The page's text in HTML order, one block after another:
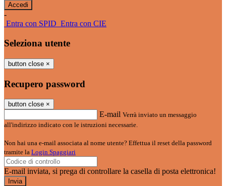
-
Entra con SPID Entra con CIE
Seleziona utente
button close ×
Recupero password
button close ×
E-mail Verrà inviato un messaggio
all'indirizzo indicato con le istruzioni necessarie.
Non hai una e-mail associata al nome utente? Effettua il reset della password
tramite la Login Spaggiari
E-mail inviata, si prega di controllare la casella di posta elettronica!